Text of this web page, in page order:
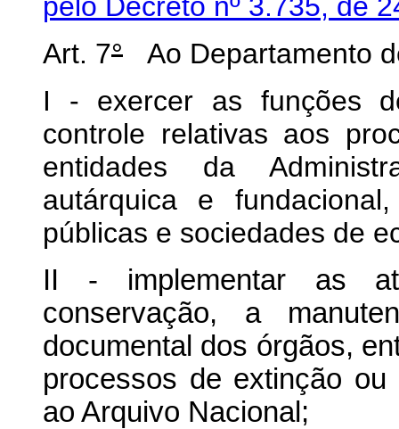
Art. 7° Ao Departamento
I - exercer as funções
controle relativas aos
entidades da
autárquica e
públicas e sociedades de
II - implementar as
conservação, a
documental dos órgãos,
processos de extinção
ao Arquivo Nacional;